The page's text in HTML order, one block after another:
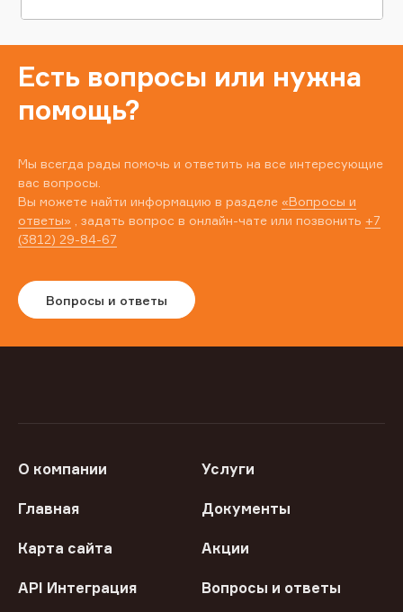
Есть вопросы или нужна
помощь?
Мы всегда рады помочь и ответить на все интересующие
вас вопросы.
Вы можете найти информацию в разделе «Вопросы и
ответы» , задать вопрос в онлайн-чате или позвонить +7
(3812) 29-84-67
Вопросы и ответы
О компании Услуги
Главная Документы
Карта сайта Акции
API Интеграция Вопросы и ответы